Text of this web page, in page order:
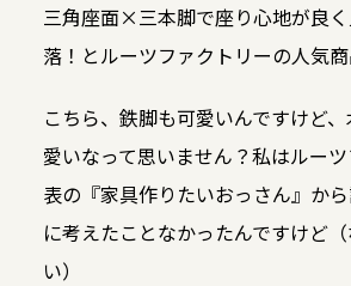
三角座面×三本脚で座り心地が良
落！とルーツファクトリーの人気商
こちら、鉄脚も可愛いんですけど
愛いなって思いません？私はルー
表の『家具作りたいおっさん』か
に考えたことなかったんですけど
い）